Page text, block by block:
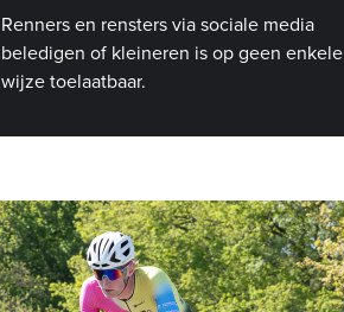
Renners en rensters via sociale media
beledigen of kleineren is op geen enkele
wijze toelaatbaar.